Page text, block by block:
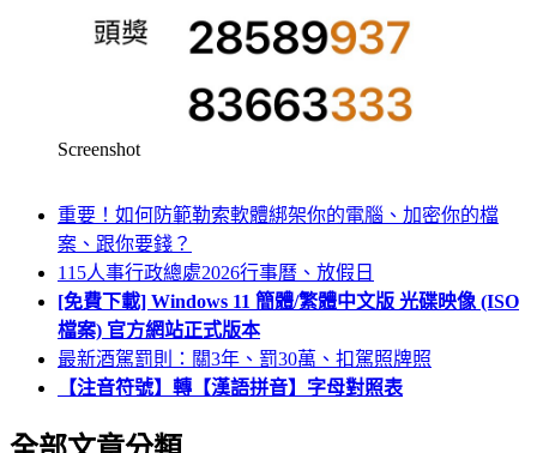
Screenshot
重要！如何防範勒索軟體綁架你的電腦、加密你的檔
案、跟你要錢？
115人事行政總處2026行事曆、放假日
[免費下載] Windows 11 簡體/繁體中文版 光碟映像 (ISO
檔案) 官方網站正式版本
最新酒駕罰則：關3年、罰30萬、扣駕照牌照
【注音符號】轉【漢語拼音】字母對照表